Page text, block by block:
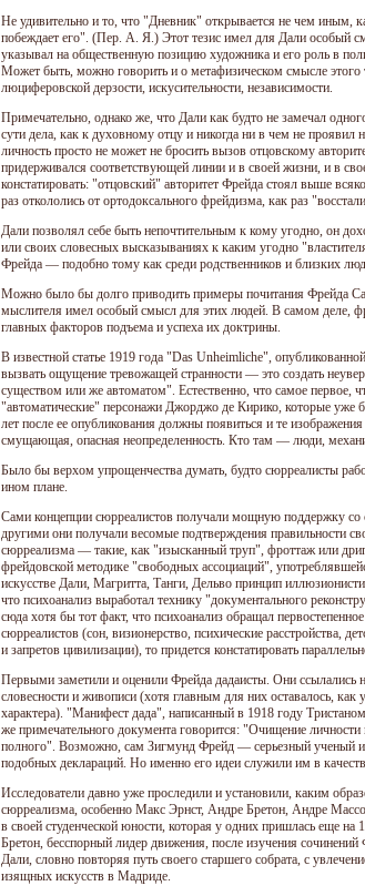
Не удивительно и то, что "Дневник" открывается не чем иным,
побеждает его". (Пер. А. Я.) Этот тезис имел для Дали особый
указывал на общественную позицию художника и его роль в
Может быть, можно говорить и о метафизическом смысле этого
люциферовской дерзости, искусительности, независимости.
Примечательно, однако же, что Дали как будто не замечал
сути дела, как к духовному отцу и никогда ни в чем не
личность просто не может не бросить вызов отцовскому
придерживался соответствующей линии и в своей жизни, и в
констатировать: "отцовский" авторитет Фрейда стоял выше
раз откололись от ортодоксального фрейдизма, как раз
Дали позволял себе быть непочтительным к кому угодно, он
или своих словесных высказываниях к каким угодно
Фрейда — подобно тому как среди родственников и близких
Можно было бы долго приводить примеры почитания Фрейда
мыслителя имел особый смысл для этих людей. В самом деле,
главных факторов подъема и успеха их доктрины.
В известной статье 1919 года "Das Unheimliche",
вызвать ощущение тревожащей странности — это создать
существом или же автоматом". Естественно, что самое первое,
"автоматические" персонажи Джорджо де Кирико, которые уже
лет после ее опубликования должны появиться и те
смущающая, опасная неопределенность. Кто там — люди,
Было бы верхом упрощенчества думать, будто сюрреалисты
ином плане.
Сами концепции сюрреалистов получали мощную поддержку со
другими они получали весомые подтверждения правильности
сюрреализма — такие, как "изысканный труп", фроттаж или
фрейдовской методике "свободных ассоциаций",
искусстве Дали, Магритта, Танги, Дельво принцип
что психоанализ выработал технику "документального
сюда хотя бы тот факт, что психоанализ обращал
сюрреалистов (сон, визионерство, психические расстройства,
и запретов цивилизации), то придется констатировать
Первыми заметили и оценили Фрейда дадаисты. Они ссылались
словесности и живописи (хотя главным для них оставалось,
характера). "Манифест дада", написанный в 1918 году
же примечательного документа говорится: "Очищение
полного". Возможно, сам Зигмунд Фрейд — серьезный ученый
подобных деклараций. Но именно его идеи служили им в
Исследователи давно уже проследили и установили, каким
сюрреализма, особенно Макс Эрнст, Андре Бретон, Андре
в своей студенческой юности, которая у одних пришлась еще
Бретон, бесспорный лидер движения, после изучения
Дали, словно повторяя путь своего старшего собрата, с
изящных искусств в Мадриде.